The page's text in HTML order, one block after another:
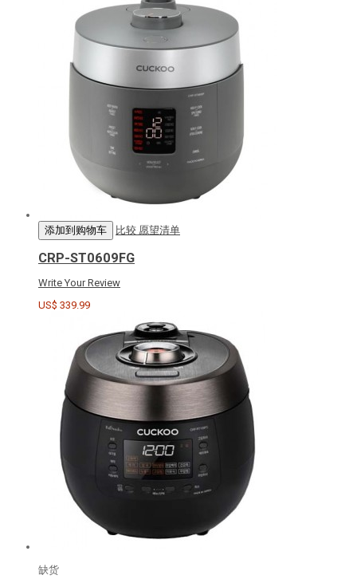
添加到购物车 比较 愿望清单
CRP-ST0609FG
Write Your Review
US$ 339.99
缺货